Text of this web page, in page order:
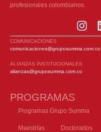
profesionales colombianos.
COMUNICACIONES
comunicaciones@gruposumma.com.co
ALIANZAS INSTITUCIONALES
alianzas@gruposumma.com.co
PROGRAMAS
Programas Grupo Summa
Maestrías Doctorados